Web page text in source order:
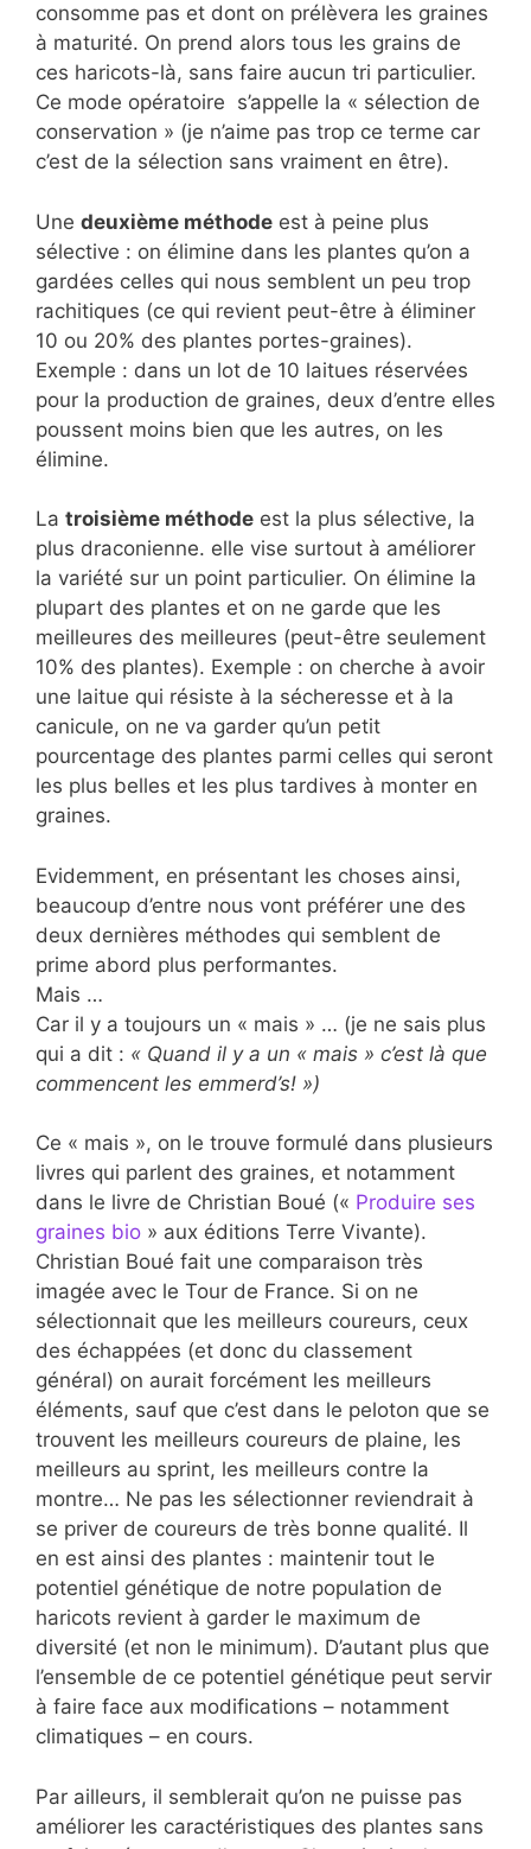
consomme pas et dont on prélèvera les graines
à maturité. On prend alors tous les grains de
ces haricots-là, sans faire aucun tri particulier.
Ce mode opératoire s’appelle la « sélection de
conservation » (je n’aime pas trop ce terme car
c’est de la sélection sans vraiment en être).
Une deuxième méthode est à peine plus
sélective : on élimine dans les plantes qu’on a
gardées celles qui nous semblent un peu trop
rachitiques (ce qui revient peut-être à éliminer
10 ou 20% des plantes portes-graines).
Exemple : dans un lot de 10 laitues réservées
pour la production de graines, deux d’entre elles
poussent moins bien que les autres, on les
élimine.
La troisième méthode est la plus sélective, la
plus draconienne. elle vise surtout à améliorer
la variété sur un point particulier. On élimine la
plupart des plantes et on ne garde que les
meilleures des meilleures (peut-être seulement
10% des plantes). Exemple : on cherche à avoir
une laitue qui résiste à la sécheresse et à la
canicule, on ne va garder qu’un petit
pourcentage des plantes parmi celles qui seront
les plus belles et les plus tardives à monter en
graines.
Evidemment, en présentant les choses ainsi,
beaucoup d’entre nous vont préférer une des
deux dernières méthodes qui semblent de
prime abord plus performantes.
Mais …
Car il y a toujours un « mais » … (je ne sais plus
qui a dit : « Quand il y a un « mais » c’est là que
commencent les emmerd’s! »)
Ce « mais », on le trouve formulé dans plusieurs
livres qui parlent des graines, et notamment
dans le livre de Christian Boué (« Produire ses
graines bio » aux éditions Terre Vivante).
Christian Boué fait une comparaison très
imagée avec le Tour de France. Si on ne
sélectionnait que les meilleurs coureurs, ceux
des échappées (et donc du classement
général) on aurait forcément les meilleurs
éléments, sauf que c’est dans le peloton que se
trouvent les meilleurs coureurs de plaine, les
meilleurs au sprint, les meilleurs contre la
montre… Ne pas les sélectionner reviendrait à
se priver de coureurs de très bonne qualité. Il
en est ainsi des plantes : maintenir tout le
potentiel génétique de notre population de
haricots revient à garder le maximum de
diversité (et non le minimum). D’autant plus que
l’ensemble de ce potentiel génétique peut servir
à faire face aux modifications – notamment
climatiques – en cours.
Par ailleurs, il semblerait qu’on ne puisse pas
améliorer les caractéristiques des plantes sans